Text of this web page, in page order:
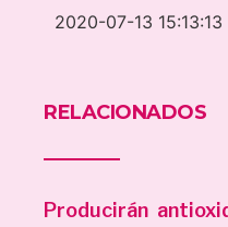
2020-07-13 15:13:13
RELACIONADOS
Producirán